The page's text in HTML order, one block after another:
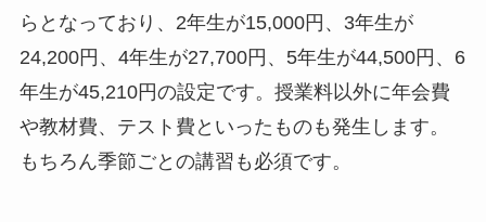
らとなっており、2年生が15,000円、3年生が
24,200円、4年生が27,700円、5年生が44,500円、6
年生が45,210円の設定です。授業料以外に年会費
や教材費、テスト費といったものも発生します。
もちろん季節ごとの講習も必須です。